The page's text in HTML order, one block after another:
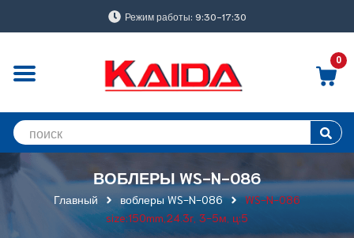
Режим работы: 9:30-17:30
0
ВОБЛЕРЫ WS-N-086
Главный воблеры WS-N-086
WS-N-086
size:150mm,24.3г, 3-5м, ц:5